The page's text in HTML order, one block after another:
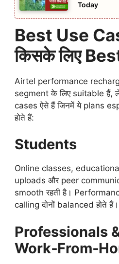
Today
Best Use
किसके लिए
Airtel performance
segment के लिए suitable हैं,
cases ऐसे हैं जिनमें ये plans
होते हैं:
Students
Online classes,
uploads और peer
smooth रहती है।
calling दोनों balanced होते हैं।
Professionals